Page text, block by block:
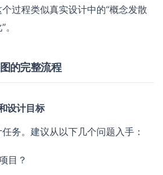
过程类似真实设计中的“概念发散
的完整流程
设计目标
务。建议从以下几个问题入手：
目？